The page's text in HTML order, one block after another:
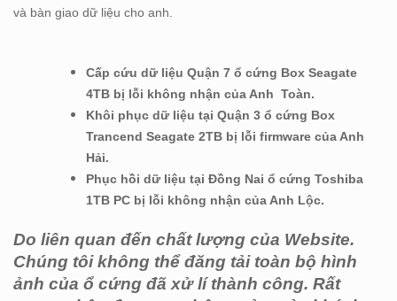
và bàn giao dữ liệu cho anh.
Cấp cứu dữ liệu Quận 7 ổ cứng Box Seagate
4TB bị lỗi không nhận của Anh Toàn.
Khôi phục dữ liệu tại Quận 3 ổ cứng Box
Trancend Seagate 2TB bị lỗi firmware của Anh
Hải.
Phục hồi dữ liệu tại Đồng Nai ổ cứng Toshiba
1TB PC bị lỗi không nhận của Anh Lộc.
Do liên quan đến chất lượng của Website.
Chúng tôi không thể đăng tải toàn bộ hình
ảnh của ổ cứng đã xử lí thành công. Rất